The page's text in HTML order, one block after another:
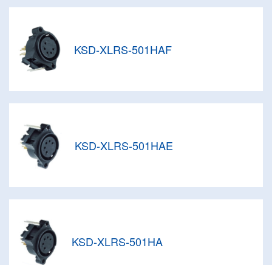
KSD-XLRS-501HAF
KSD-XLRS-501HAE
KSD-XLRS-501HA